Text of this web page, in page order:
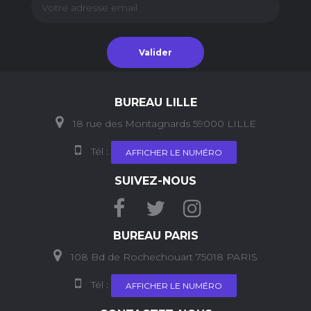
Valider
BUREAU LILLE
18 rue des Montagnards 59000 LILLE
Tél : AFFICHER LE NUMÉRO
SUIVEZ-NOUS
BUREAU PARIS
108 Bd de Rochechouart 75018 PARIS
Tél : AFFICHER LE NUMÉRO